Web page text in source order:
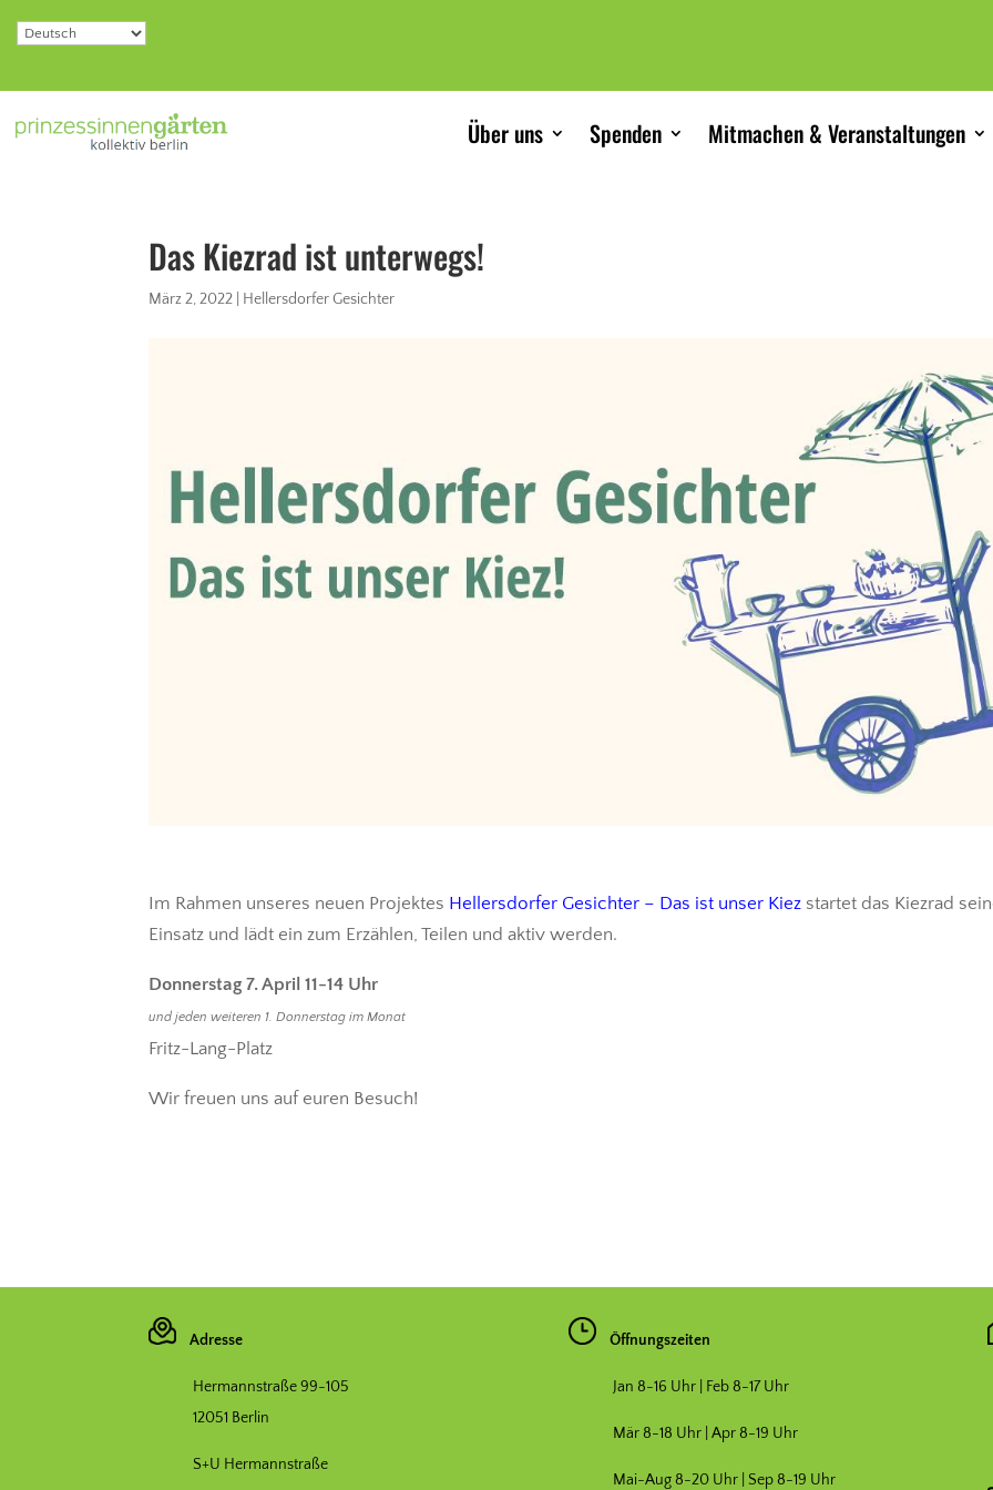
Über uns Spenden Mitmachen & Veranstaltungen
Das Kiezrad ist unterwegs!
März 2, 2022 Hellersdorfer Gesichter
Im Rahmen unseres neuen Projektes Hellersdorfer Gesichter – Das ist unser Kiez startet das Kiezrad
Einsatz und lädt ein zum Erzählen, Teilen und aktiv werden.
Donnerstag 7. April 11-14 Uhr
und jeden weiteren 1. Donnerstag im Monat
Fritz-Lang-Platz
Wir freuen uns auf euren Besuch!
Adresse
Hermannstraße 99-105
12051 Berlin
S+U Hermannstraße
Öffnungszeiten
Jan 8-16 Uhr | Feb 8-17 Uhr
Mär 8-18 Uhr | Apr 8-19 Uhr
Mai-Aug 8-20 Uhr | Sep 8-19 Uhr